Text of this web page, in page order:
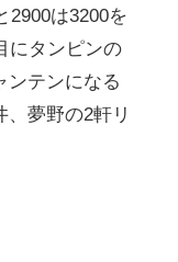
2900は3200を
にタンピンの
ンテンになる
、夢野の2軒リ